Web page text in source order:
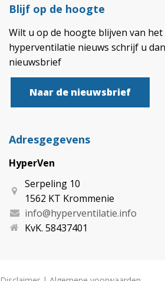
Blijf op de hoogte
Wilt u op de hoogte blijven van het
hyperventilatie nieuws schrijf u
nieuwsbrief
Naar de nieuwsbrief
Adresgegevens
HyperVen
Serpeling 10
1562 KT Krommenie
info@hyperventilatie.info
KvK. 58437401